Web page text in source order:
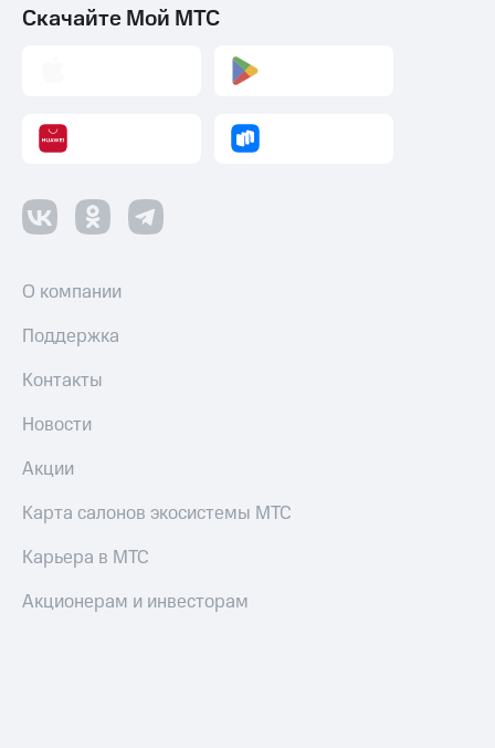
Скачайте Мой МТС
О компании
Поддержка
Контакты
Новости
Акции
Карта салонов экосистемы МТС
Карьера в МТС
Акционерам и инвесторам